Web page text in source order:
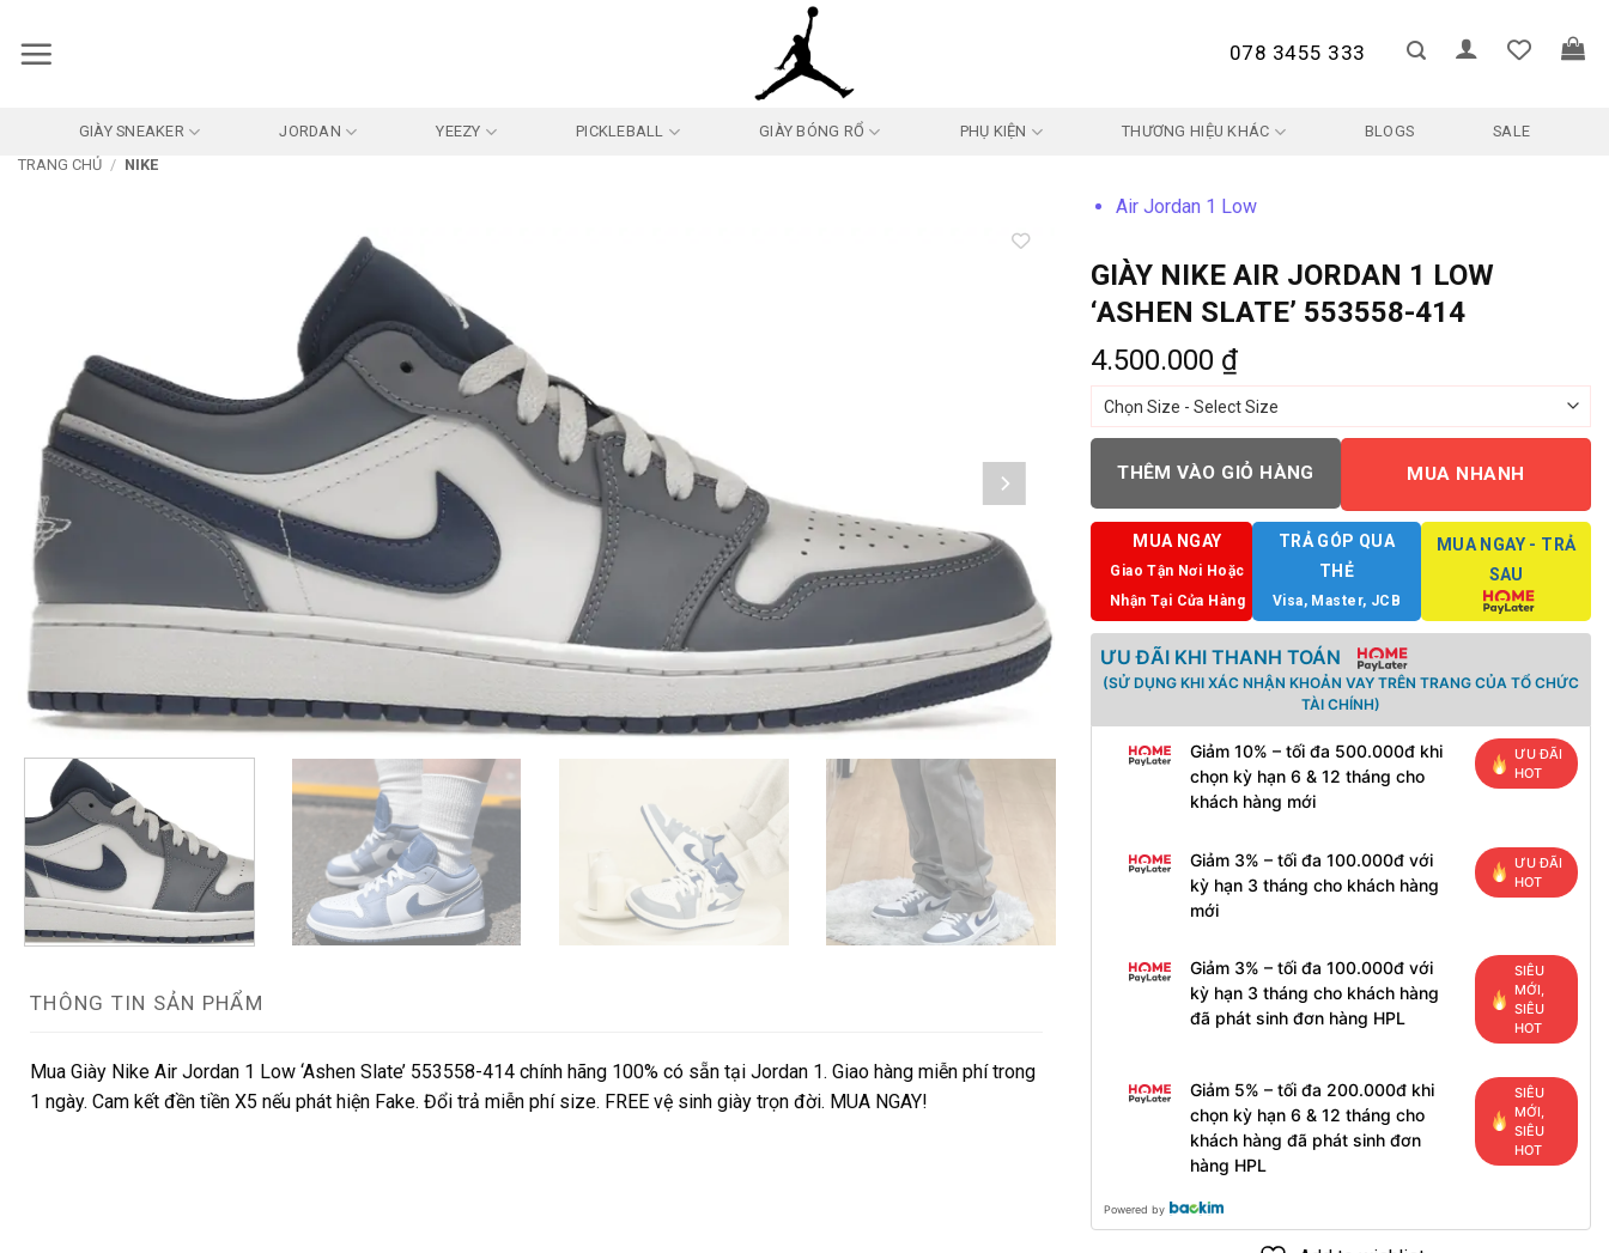
qua
078 3455 333
GIÀY SNEAKER JORDAN YEEZY PICKLEBALL GIÀY BÓNG RỔ PHỤ KIỆN THƯƠNG HIỆU KHÁC BLOGS
SALE
TRANG CHỦ / NIKE
THÔNG TIN SẢN PHẨM
Mua Giày Nike Air Jordan 1 Low ‘Ashen Slate’ 553558-414 chính hãng 100% có sẵn tại Jordan 1. Giao hàng miễn phí trong
1 ngày. Cam kết đền tiền X5 nếu phát hiện Fake. Đổi trả miễn phí size. FREE vệ sinh giày trọn đời. MUA NGAY!
Air Jordan 1 Low
GIÀY NIKE AIR JORDAN 1 LOW
‘ASHEN SLATE’ 553558-414
4.500.000 ₫
THÊM VÀO GIỎ HÀNG MUA NHANH
MUA NGAY
Giao Tận Nơi Hoặc
Nhận Tại Cửa Hàng
TRẢ GÓP QUA
THẺ
Visa, Master, JCB
MUA NGAY - TRẢ
SAU
ƯU ĐÃI KHI THANH TOÁN
(SỬ DỤNG KHI XÁC NHẬN KHOẢN VAY TRÊN TRANG CỦA TỔ CHỨC
TÀI CHÍNH)
Giảm 10% – tối đa 500.000đ khi
chọn kỳ hạn 6 & 12 tháng cho
khách hàng mới
ƯU ĐÃI
HOT
Giảm 3% – tối đa 100.000đ với
kỳ hạn 3 tháng cho khách hàng
mới
ƯU ĐÃI
HOT
Giảm 3% – tối đa 100.000đ với
kỳ hạn 3 tháng cho khách hàng
đã phát sinh đơn hàng HPL
SIÊU
MỚI,
SIÊU
HOT
Giảm 5% – tối đa 200.000đ khi
chọn kỳ hạn 6 & 12 tháng cho
khách hàng đã phát sinh đơn
hàng HPL
SIÊU
MỚI,
SIÊU
HOT
Powered by